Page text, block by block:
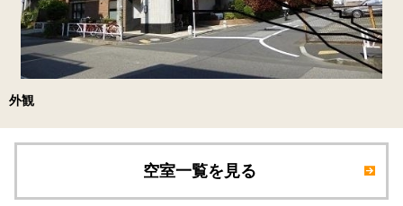
外観
空室一覧を見る